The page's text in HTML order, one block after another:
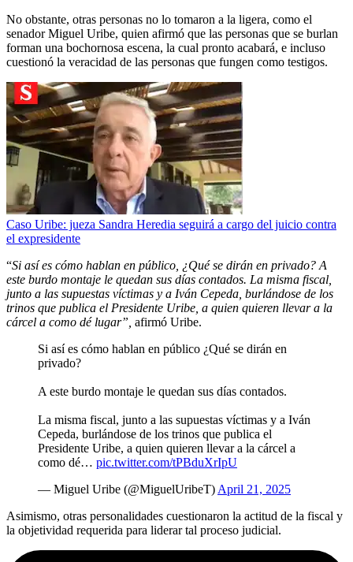
No obstante, otras personas no lo tomaron a la ligera, como el
senador Miguel Uribe, quien afirmó que las personas que se burlan
forman una bochornosa escena, la cual pronto acabará, e incluso
cuestionó la veracidad de las personas que fungen como testigos.
Caso Uribe: jueza Sandra Heredia seguirá a cargo del juicio contra
el expresidente
“Si así es cómo hablan en público, ¿Qué se dirán en privado? A
este burdo montaje le quedan sus días contados. La misma fiscal,
junto a las supuestas víctimas y a Iván Cepeda, burlándose de los
trinos que publica el Presidente Uribe, a quien quieren llevar a la
cárcel a como dé lugar”, afirmó Uribe.
Si así es cómo hablan en público ¿Qué se dirán en
privado?
A este burdo montaje le quedan sus días contados.
La misma fiscal, junto a las supuestas víctimas y a Iván
Cepeda, burlándose de los trinos que publica el
Presidente Uribe, a quien quieren llevar a la cárcel a
como dé… pic.twitter.com/tPBduXrIpU
— Miguel Uribe (@MiguelUribeT) April 21, 2025
Asimismo, otras personalidades cuestionaron la actitud de la fiscal y
la objetividad requerida para liderar tal proceso judicial.